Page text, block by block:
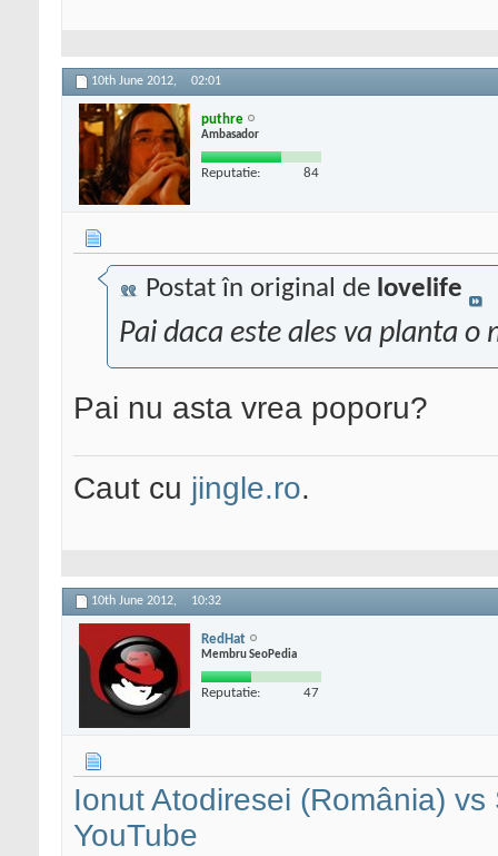
10th June 2012, 02:01
puthre
Ambasador
Reputatie: 84
Postat în original de lovelife
Pai daca este ales va planta
Pai nu asta vrea poporu?
Caut cu jingle.ro.
10th June 2012, 10:32
RedHat
Membru SeoPedia
Reputatie: 47
Ionut Atodiresei (România)
YouTube